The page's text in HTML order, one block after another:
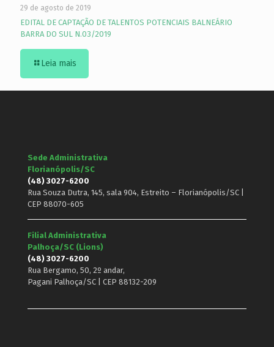
29 de agosto de 2019
EDITAL DE CAPTAÇÃO DE TALENTOS POTENCIAIS BALNEÁRIO
BARRA DO SUL N.03/2019
Leia mais
Sede Administrativa
Florianópolis/SC
(48) 3027-6200
Rua Souza Dutra, 145, sala 904, Estreito – Florianópolis/SC |
CEP 88070-605
Filial Administrativa
Palhoça/SC (Lions)
(48) 3027-6200
Rua Bergamo, 50, 2º andar,
Pagani Palhoça/SC | CEP 88132-209